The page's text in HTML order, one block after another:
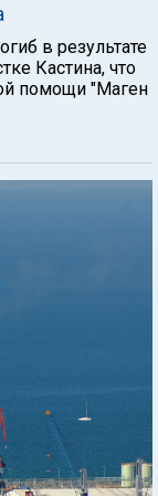
в результате
Кастина, что
помощи "Маген